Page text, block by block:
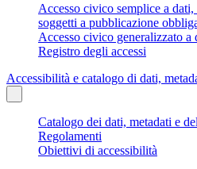
Accesso civico semplice a
soggetti a pubblicazione
Accesso civico generalizzato
Registro degli accessi
Accessibilità e catalogo di dati,
Catalogo dei dati, metadati e
Regolamenti
Obiettivi di accessibilità